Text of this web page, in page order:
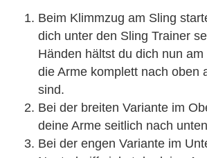
Beim Klimmzug am Sling
dich unter den Sling Trainer
Händen hältst du dich nun
die Arme komplett nach oben
sind.
Bei der breiten Variante im
deine Arme seitlich nach
Bei der engen Variante im